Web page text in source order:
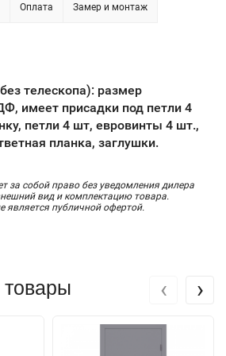
Оплата Замер и монтаж
телескопа): размер
имеет присадки под петли 4
петли 4 шт, евровинты 4 шт.,
планка, заглушки.
за собой право без уведомления дилера
вид и комплектацию товара.
является публичной офертой.
‹ ›